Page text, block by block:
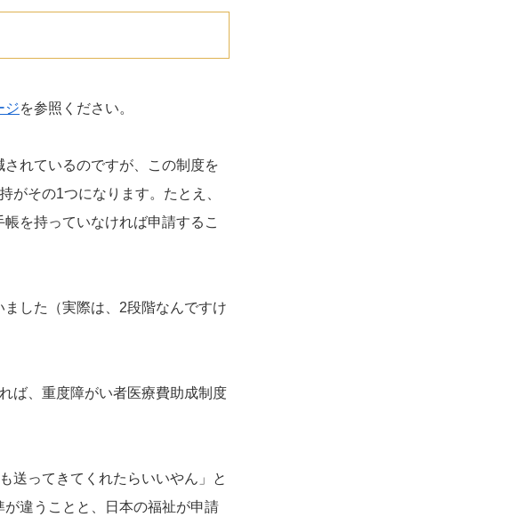
ジを参照ください。
れているのですが、この制度を
がその1つになります。たとえ、
を持っていなければ申請するこ
した（実際は、2段階なんですけ
ば、重度障がい者医療費助成制度
送ってきてくれたらいいやん」と
違うことと、日本の福祉が申請